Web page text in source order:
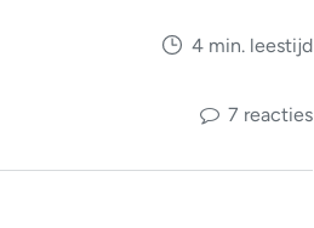
4 min. leestijd
7 reacties